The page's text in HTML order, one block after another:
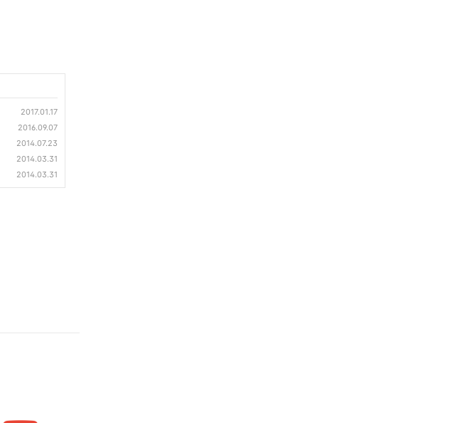
2017.01.17
2016.09.07
2014.07.23
2014.03.31
2014.03.31